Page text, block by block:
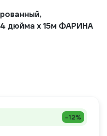
дюйма х 15м ФАРИНА
-12%